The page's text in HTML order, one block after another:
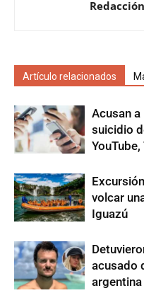
Artículo relacionados
Acusan
suicidio
volcar
Iguazú
acusado